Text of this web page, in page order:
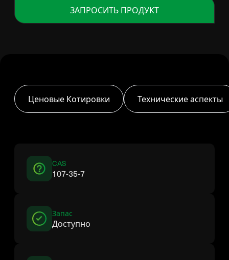
ЗАПРОСИТЬ ПРОДУКТ
Ценовые Котировки Технические аспекты
CAS
107-35-7
Запас
Доступно